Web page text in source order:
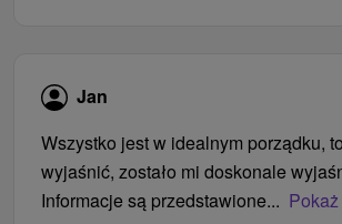
Jan
Wszystko jest w idealnym porządku,
wyjaśnić, zostało mi doskonale
Informacje są przedstawione...